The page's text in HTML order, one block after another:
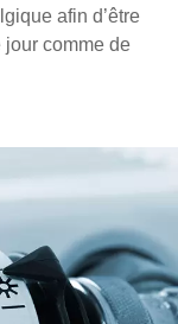
afin d’être
jour comme de